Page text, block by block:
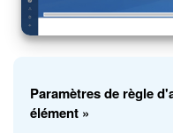
Entreprise
Market
Paramètres de règle
élément »